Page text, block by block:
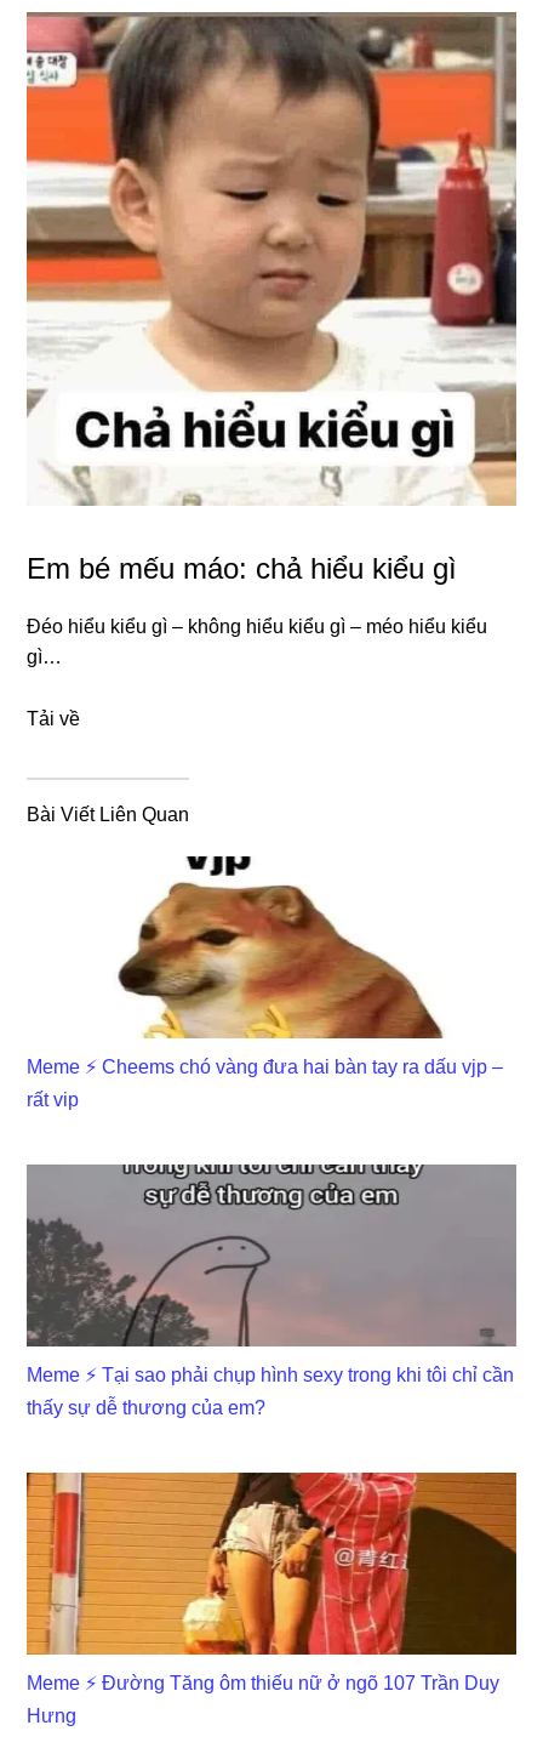
Em bé mếu máo: chả hiểu kiểu gì
Đéo hiểu kiểu gì – không hiểu kiểu gì – méo hiểu kiểu
gì…
Tải về
Bài Viết Liên Quan
Meme ⚡ Cheems chó vàng đưa hai bàn tay ra dấu vjp –
rất vip
Meme ⚡ Tại sao phải chụp hình sexy trong khi tôi chỉ cần
thấy sự dễ thương của em?
Meme ⚡ Đường Tăng ôm thiếu nữ ở ngõ 107 Trần Duy
Hưng